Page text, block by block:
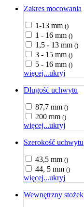
Zakres mocowania
1-13 mm ()
1 - 16 mm ()
1,5 - 13 mm ()
3 - 15 mm ()
5 - 16 mm ()
więcej...ukryj
Długość uchwytu
87,7 mm ()
200 mm ()
więcej...ukryj
Szerokość uchwytu
43,5 mm ()
44, 5 mm ()
więcej...ukryj
Wewnętrzny stożek